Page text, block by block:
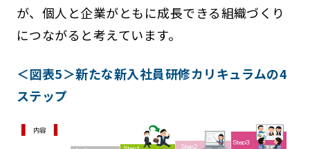
が、個人と企業がともに成長できる組織づくり
につながると考えています。
＜図表5＞新たな新入社員研修カリキュラムの4
ステップ